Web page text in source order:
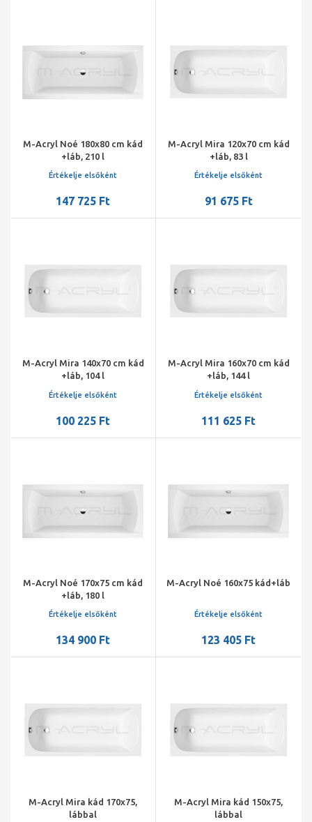
M-Acryl Noé 180x80 cm kád
+láb, 210 l
Értékelje elsőként
147 725 Ft
M-Acryl Mira 120x70 cm kád
+láb, 83 l
Értékelje elsőként
91 675 Ft
M-Acryl Mira 140x70 cm kád
+láb, 104 l
Értékelje elsőként
100 225 Ft
M-Acryl Mira 160x70 cm kád
+láb, 144 l
Értékelje elsőként
111 625 Ft
M-Acryl Noé 170x75 cm kád
+láb, 180 l
Értékelje elsőként
134 900 Ft
M-Acryl Noé 160x75 kád+láb
Értékelje elsőként
123 405 Ft
M-Acryl Mira kád 170x75,
lábbal
M-Acryl Mira kád 150x75,
lábbal